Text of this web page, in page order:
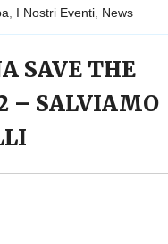
I Nostri Eventi News
SAVE THE
– SALVIAMO